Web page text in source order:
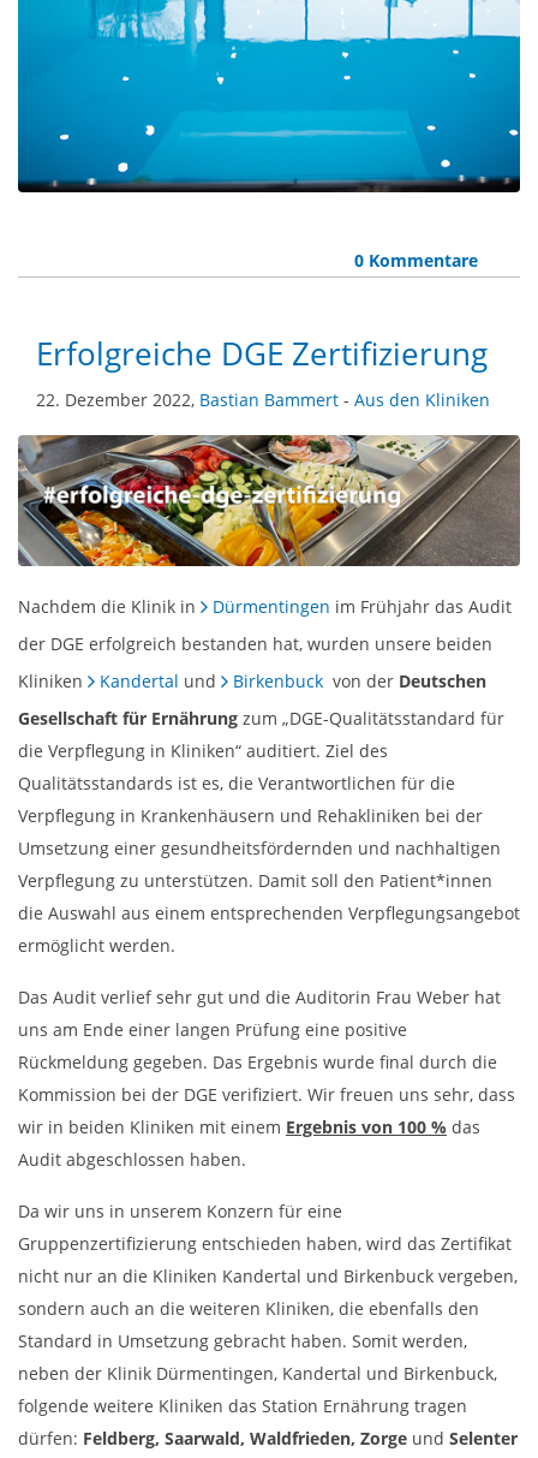
0 Kommentare
Erfolgreiche DGE Zertifizierung
22. Dezember 2022, Bastian Bammert - Aus den Kliniken
Nachdem die Klinik in Dürmentingen im Frühjahr das Audit
der DGE erfolgreich bestanden hat, wurden unsere beiden
Kliniken
Kandertal und Birkenbuck von der Deutschen
Gesellschaft für Ernährung zum „DGE-Qualitätsstandard für
die Verpflegung in Kliniken“ auditiert. Ziel des
Qualitätsstandards ist es, die Verantwortlichen für die
Verpflegung in Krankenhäusern und Rehakliniken bei der
Umsetzung einer gesundheitsfördernden und nachhaltigen
Verpflegung zu unterstützen. Damit soll den Patient*innen
die Auswahl aus einem entsprechenden Verpflegungsangebot
ermöglicht werden.
Das Audit verlief sehr gut und die Auditorin Frau Weber hat
uns am Ende einer langen Prüfung eine positive
Rückmeldung gegeben. Das Ergebnis wurde final durch die
Kommission bei der DGE verifiziert. Wir freuen uns sehr, dass
wir in beiden Kliniken mit einem Ergebnis von 100 % das
Audit abgeschlossen haben.
Da wir uns in unserem Konzern für eine
Gruppenzertifizierung entschieden haben, wird das Zertifikat
nicht nur an die Kliniken Kandertal und Birkenbuck vergeben,
sondern auch an die weiteren Kliniken, die ebenfalls den
Standard in Umsetzung gebracht haben. Somit werden,
neben der Klinik Dürmentingen, Kandertal und Birkenbuck,
folgende weitere Kliniken das Station Ernährung tragen
dürfen: Feldberg, Saarwald, Waldfrieden, Zorge und Selenter